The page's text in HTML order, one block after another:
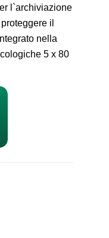
l`archiviazione
il
nella
5 x 80